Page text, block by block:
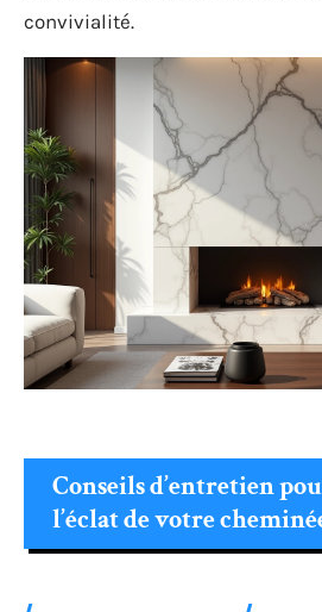
convivialité.
Conseils d’entretien
l’éclat de votre